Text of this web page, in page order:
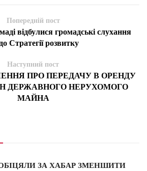
Попередній пост
відбулися громадські слухання
Стратегії розвитку
Наступний пост
ПРО ПЕРЕДАЧУ В ОРЕНДУ
ДЕРЖАВНОГО НЕРУХОМОГО
МАЙНА
ЗА ХАБАР ЗМЕНШИТИ